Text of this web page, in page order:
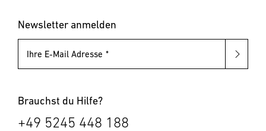
Blindnietmuttern
Newsletter anmelden
Ihre E-Mail Adresse
Brauchst du Hilfe?
+49 5245 448 188